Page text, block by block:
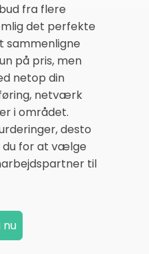
fra flere
det perfekte
sammenligne
på pris, men
netop din
netværk
i området.
desto
du for at vælge
til